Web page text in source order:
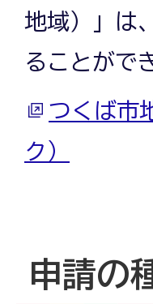
地域）」は
ることがで
つくば市
ク）
申請の